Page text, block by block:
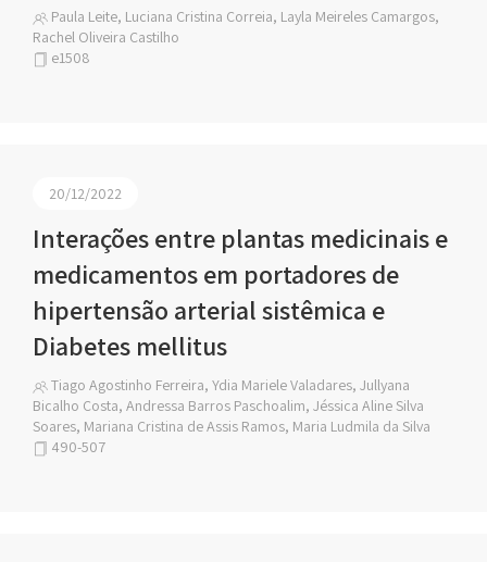
Paula Leite, Luciana Cristina Correia, Layla Meireles Camargos,
Rachel Oliveira Castilho
e1508
20/12/2022
Interações entre plantas medicinais e
medicamentos em portadores de
hipertensão arterial sistêmica e
Diabetes mellitus
Tiago Agostinho Ferreira, Ydia Mariele Valadares, Jullyana
Bicalho Costa, Andressa Barros Paschoalim, Jéssica Aline Silva
Soares, Mariana Cristina de Assis Ramos, Maria Ludmila da Silva
490-507